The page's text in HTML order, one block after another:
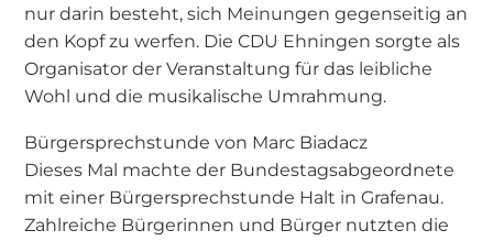
nur darin besteht, sich Meinungen gegenseitig an
den Kopf zu werfen. Die CDU Ehningen sorgte als
Organisator der Veranstaltung für das leibliche
Wohl und die musikalische Umrahmung.
Bürgersprechstunde von Marc Biadacz
Dieses Mal machte der Bundestagsabgeordnete
mit einer Bürgersprechstunde Halt in Grafenau.
Zahlreiche Bürgerinnen und Bürger nutzten die